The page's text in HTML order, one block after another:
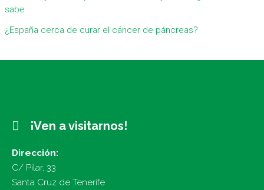
sabe
¿España cerca de curar el cáncer de páncreas?
¡Ven a visitarnos!
Dirección:
C/ Pilar, 33
Santa Cruz de Tenerife